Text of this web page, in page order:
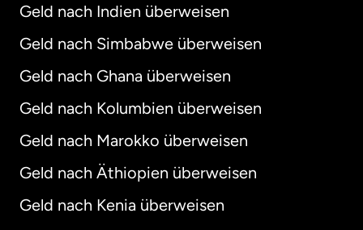
Geld nach Indien überweisen
Geld nach Simbabwe überweisen
Geld nach Ghana überweisen
Geld nach Kolumbien überweisen
Geld nach Marokko überweisen
Geld nach Äthiopien überweisen
Geld nach Kenia überweisen